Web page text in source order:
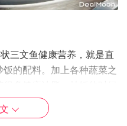
三文鱼健康营养，就是直
的配料。加上各种蔬菜之
味浓郁，而负担相对很